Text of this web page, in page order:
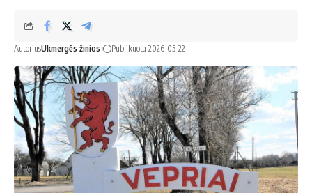
AutoriusUkmergės žinios Publikuota 2026-05-22